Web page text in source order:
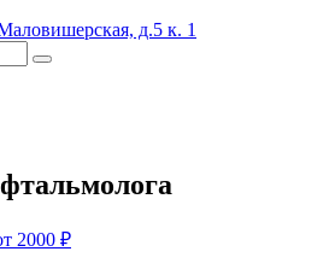
д.5 к. 1
2000 ₽